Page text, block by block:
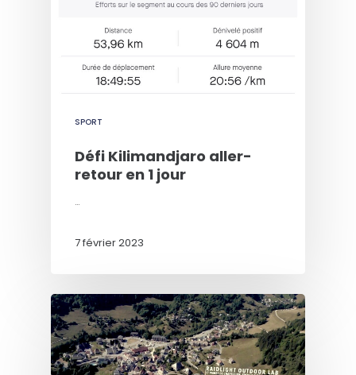
SPORT
Défi Kilimandjaro aller-
retour en 1 jour
…
7 février 2023